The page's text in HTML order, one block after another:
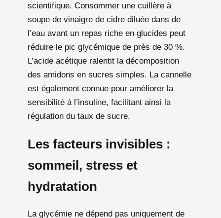
scientifique. Consommer une cuillère à
soupe de vinaigre de cidre diluée dans de
l’eau avant un repas riche en glucides peut
réduire le pic glycémique de près de 30 %.
L’acide acétique ralentit la décomposition
des amidons en sucres simples. La cannelle
est également connue pour améliorer la
sensibilité à l’insuline, facilitant ainsi la
régulation du taux de sucre.
Les facteurs invisibles :
sommeil, stress et
hydratation
La glycémie ne dépend pas uniquement de